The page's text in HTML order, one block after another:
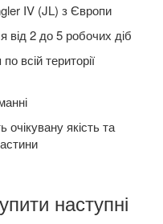
IV (JL) з Європи
від 2 до 5 робочих діб
всій території
очікувану якість та
наступні